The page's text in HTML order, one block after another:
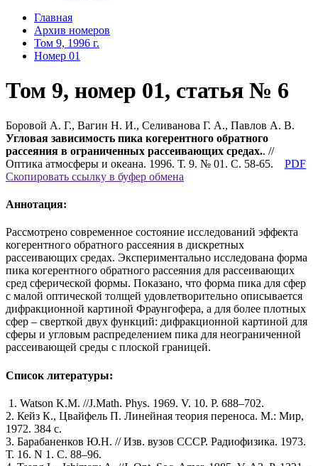
Главная
Архив номеров
Том 9, 1996 г.
Номер 01
Том 9, номер 01, статья № 6
Боровой А. Г., Вагин Н. И., Селиванова Г. А., Павлов А. В.
Угловая зависимость пика когерентного обратного
рассеяния в ограниченных рассеивающих средах.. //
Оптика атмосферы и океана. 1996. Т. 9. № 01. С. 58-65.
PDF
Скопировать ссылку в буфер обмена
Аннотация:
Рассмотрено современное состояние исследований эффекта
когерентного обратного рассеяния в дискретных
рассеивающих средах. Экспериментально исследована форма
пика когерентного обратного рассеяния для рассеивающих
сред сферической формы. Показано, что форма пика для сфер
с малой оптической толщей удовлетворительно описывается
дифракционной картиной Фраунгофера, а для более плотных
сфер – сверткой двух функций: дифракционной картиной для
сферы и угловым распределением пика для неограниченной
рассеивающей среды с плоской границей.
Список литературы:
1. Watson K.M. //J.Math. Phys. 1969. V. 10. P. 688–702.
2. Кейз К., Цвайфель П. Линейная теория переноса. М.: Мир,
1972. 384 с.
3. Барабаненков Ю.Н. // Изв. вузов СССР. Радиофизика. 1973.
Т. 16. N 1. С. 88–96.